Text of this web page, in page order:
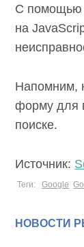
С помощью
на
Напомним,
форму для
поиске.
Источник:
Теги: Google
НОВОСТИ